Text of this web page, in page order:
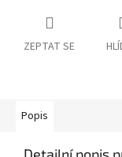
ZEPTAT SE
Popis